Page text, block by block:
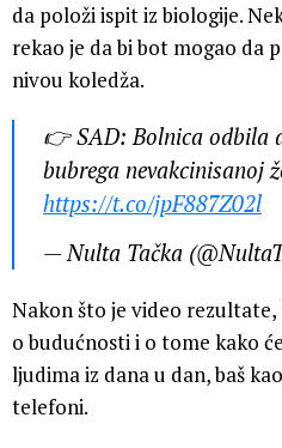
da položi ispit iz biologije.
rekao je da bi bot mogao da
nivou koledža.
👉 SAD: Bolnica odbila
bubrega nevakcinisanoj
https://t.co/jpF887Z02l
— Nulta Tačka
Nakon što je video rezultate,
o budućnosti i o tome kako
ljudima iz dana u dan, baš
telefoni.